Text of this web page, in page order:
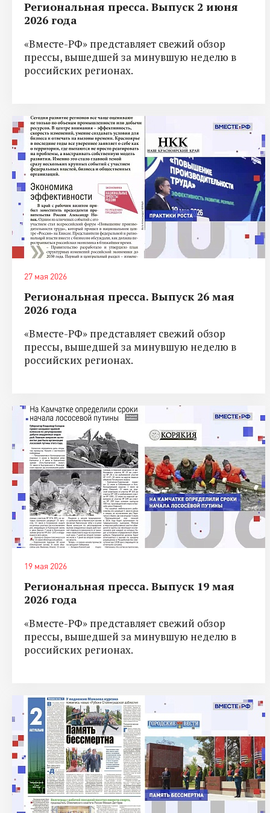
Региональная пресса. Выпуск 2 июня
2026 года
«Вместе-РФ» представляет свежий обзор
прессы, вышедшей за минувшую неделю в
российских регионах.
27 мая 2026
Региональная пресса. Выпуск 26 мая
2026 года
«Вместе-РФ» представляет свежий обзор
прессы, вышедшей за минувшую неделю в
российских регионах.
19 мая 2026
Региональная пресса. Выпуск 19 мая
2026 года
«Вместе-РФ» представляет свежий обзор
прессы, вышедшей за минувшую неделю в
российских регионах.